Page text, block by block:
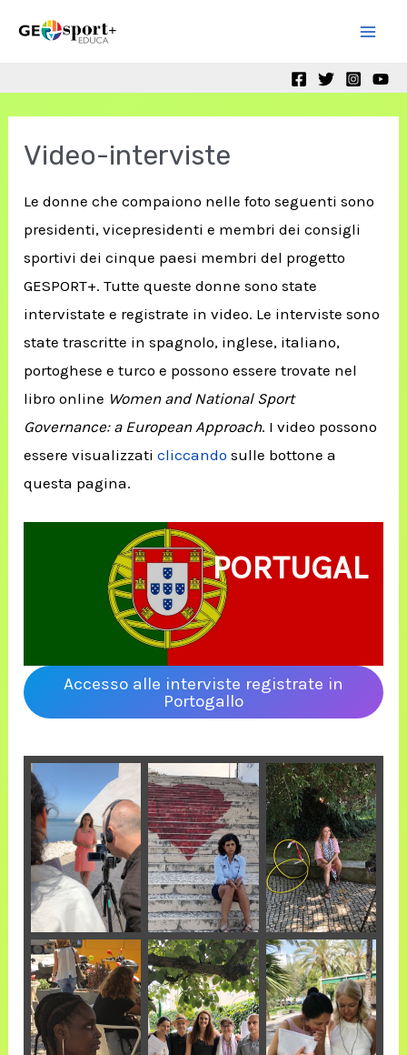
Video-interviste
Le donne che compaiono nelle foto seguenti sono
presidenti, vicepresidenti e membri dei consigli
sportivi dei cinque paesi membri del progetto
GESPORT+. Tutte queste donne sono state
intervistate e registrate in video. Le interviste sono
state trascritte in spagnolo, inglese, italiano,
portoghese e turco e possono essere trovate nel
libro online Women and National Sport
Governance: a European Approach. I video possono
essere visualizzaticliccando sulle bottone a
questa pagina.
PORTUGAL
Accesso alle interviste registrate in
Portogallo